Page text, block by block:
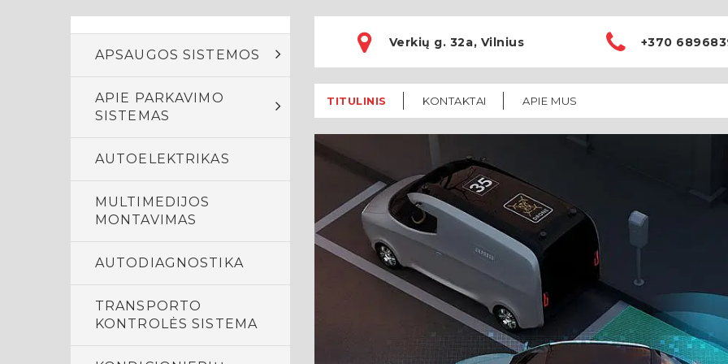
APSAUGOS SISTEMOS
APIE PARKAVIMO
SISTEMAS
AUTOELEKTRIKAS
MULTIMEDIJOS
MONTAVIMAS
AUTODIAGNOSTIKA
TRANSPORTO
KONTROLĖS SISTEMA
Verkių g. 32a, Vilnius +370
TITULINIS KONTAKTAI APIE MUS